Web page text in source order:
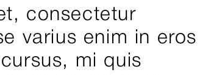
consectetur
varius enim in eros
mi quis